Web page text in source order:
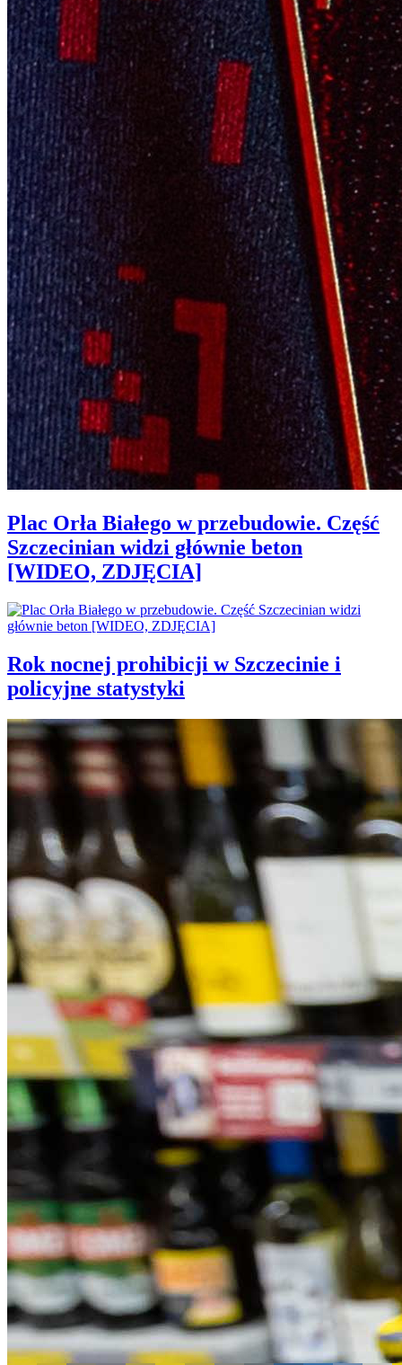
Plac Orła Białego w przebudowie. Część
Szczecinian widzi głównie beton
[WIDEO, ZDJĘCIA]
Rok nocnej prohibicji w Szczecinie i
policyjne statystyki